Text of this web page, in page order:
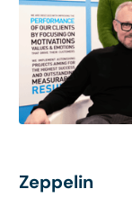
Zeppelin